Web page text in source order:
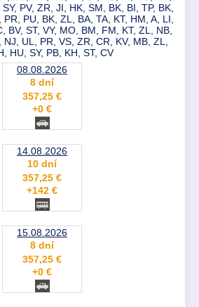
PV, ZR, JI, HK, SM, BK, BI, TP, BK,
PR, PU, BK, ZL, BA, TA, KT, HM, A, LI,
BV, ST, VY, MO, BM, FM, KT, ZL, NB,
UL, PR, VS, ZR, CR, KV, MB, ZL,
HU, SY, PB, KH, ST, CV
08.08.2026
8 dní
357,25 €
+0 €
14.08.2026
10 dní
357,25 €
+142 €
15.08.2026
8 dní
357,25 €
+0 €